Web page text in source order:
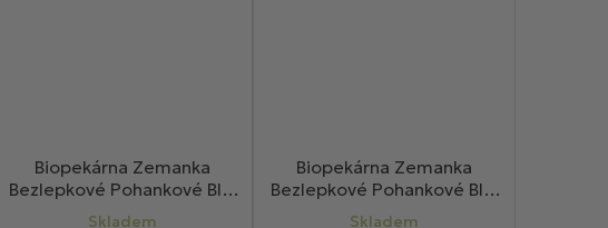
Biopekárna Zemanka
Bezlepkové Pohankové BIO
hrudky s lískovými oříšky 100g
Skladem
Biopekárna Zemanka
Bezlepkové Pohankové BIO
hrudky s čokoládou 100g
Skladem